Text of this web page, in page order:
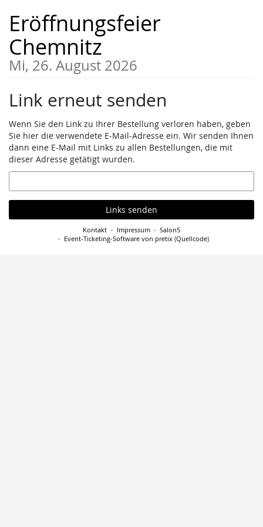
Haupt-
Inhalt
springen
Eröffnungsfeier
Chemnitz
Mi, 26. August 2026
Link erneut senden
Wenn Sie den Link zu Ihrer Bestellung verloren haben, geben
Sie hier die verwendete E-Mail-Adresse ein. Wir senden Ihnen
dann eine E-Mail mit Links zu allen Bestellungen, die mit
dieser Adresse getätigt wurden.
E-
Mail
Links senden
Kontakt Impressum
Salon5
Event-Ticketing-Software von pretix(Quellcode)